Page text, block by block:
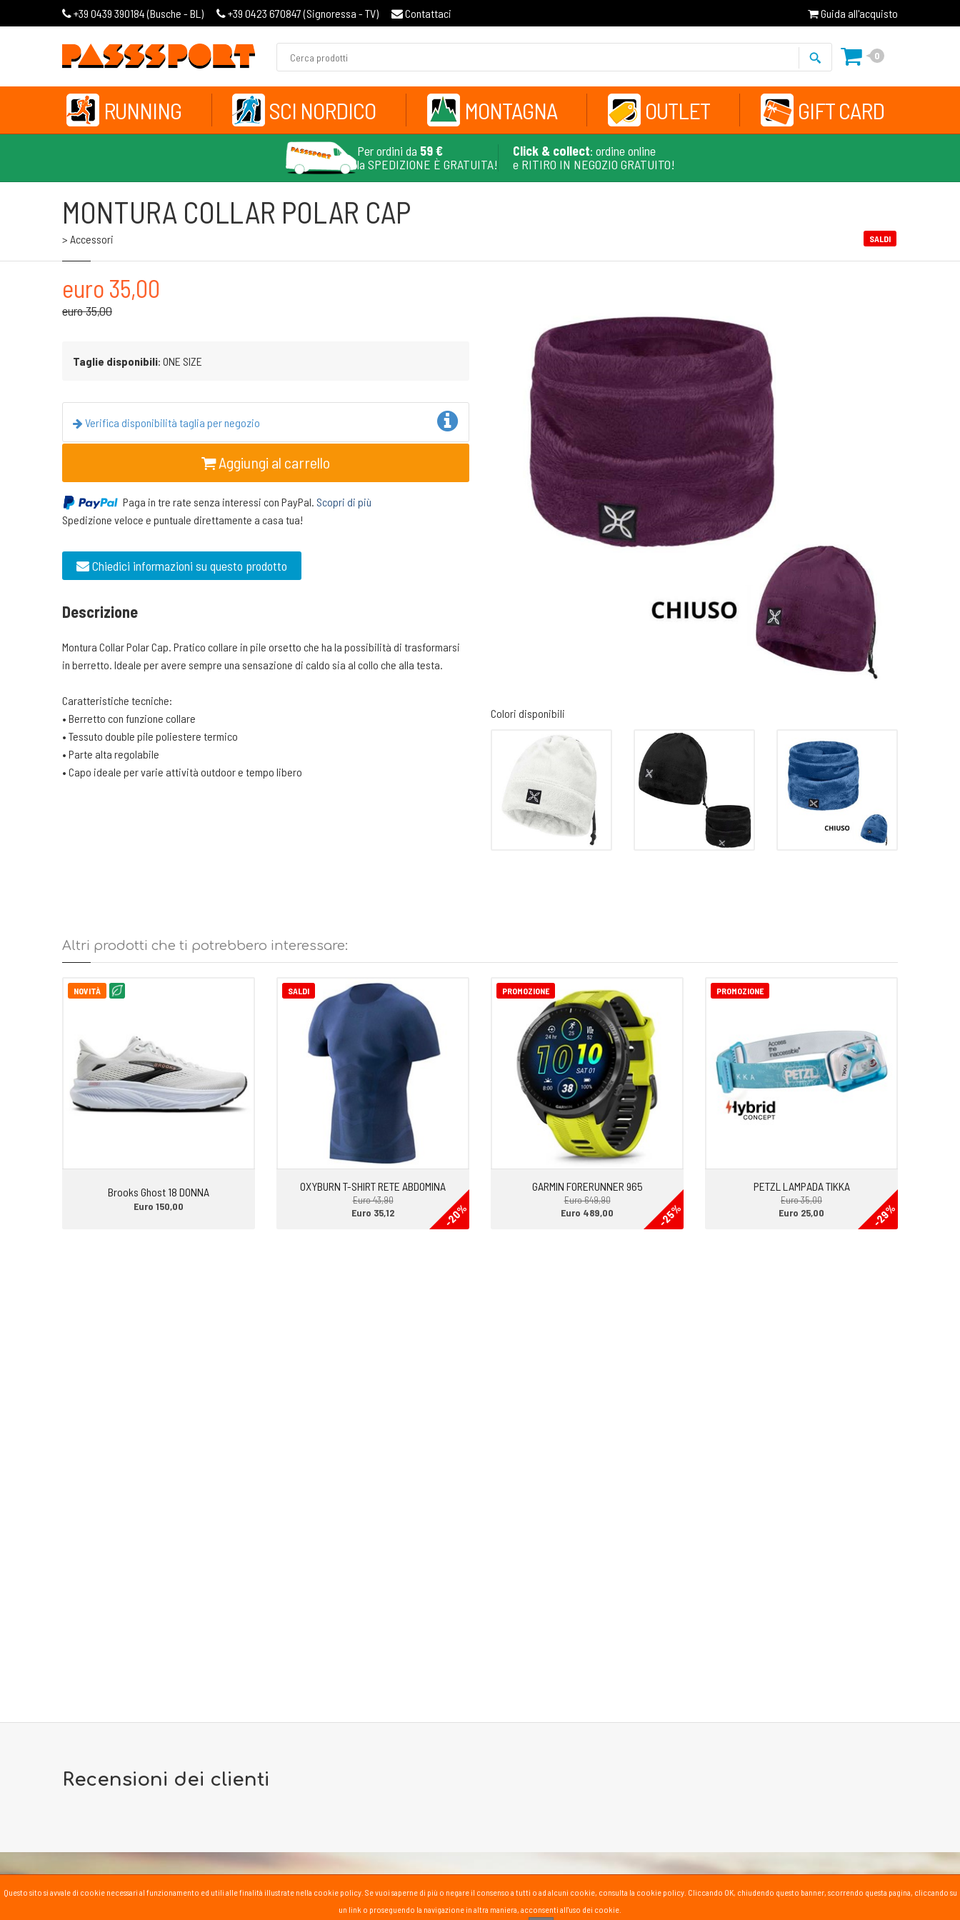
+39 0439 390184 (Busche - BL ) +39 0423 670847 (Signoressa - TV) Contattaci Guida all'acquisto
0
RUNNING SCI NORDICO MONTAGNA OUTLET GIFT CARD
Per ordini da 59 €
la SPEDIZIONE È GRATUITA!
Click & collect: ordine online
e RITIRO IN NEGOZIO GRATUITO!
MONTURA COLLAR POLAR CAP
> Accessori SALDI
Colori disponibili
euro 35,00
euro 35,00
Taglie disponibili: ONE SIZE
Verifica disponibilità taglia per negozio
Aggiungi al carrello
Paga in tre rate senza interessi con PayPal. Scopri di più
Spedizione veloce e puntuale direttamente a casa tua!
Chiedici informazioni su questo prodotto
Descrizione
Montura Collar Polar Cap. Pratico collare in pile orsetto che ha la possibilità di trasformarsi
in berretto. Ideale per avere sempre una sensazione di caldo sia al collo che alla testa.
Caratteristiche tecniche:
• Berretto con funzione collare
• Tessuto double pile poliestere termico
• Parte alta regolabile
• Capo ideale per varie attività outdoor e tempo libero
Altri prodotti che ti potrebbero interessare:
NOVITÀ
Brooks Ghost 18 DONNA
Euro 150,00
SALDI
OXYBURN T-SHIRT RETE ABDOMINA
Euro 43,90
-20%
Euro 35,12
PROMOZIONE
GARMIN FORERUNNER 965
Euro 649,90
-25%
Euro 489,00
PROMOZIONE
PETZL LAMPADA TIKKA
Euro 35,00
-29%
Euro 25,00
Recensioni dei clienti
PASSSPORT SU YOUTUBE
Questo sito si avvale di cookie necessari al funzionamento ed utili alle finalità illustrate nella cookie policy. Se vuoi saperne di più o negare il consenso a tutti o ad alcuni cookie, consulta la cookie policy. Cliccando OK, chiudendo questo banner, scorrendo questa pagina, cliccando su
un link o proseguendo la navigazione in altra maniera, acconsenti all'uso dei cookie.